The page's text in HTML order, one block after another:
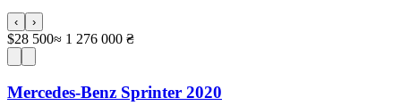
‹ ›
$28 500≈ 1 276 000 ₴
Mercedes-Benz Sprinter 2020